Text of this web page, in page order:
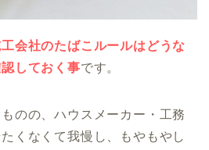
会社のたばこルールはどうな
しておく事です。
のの、ハウスメーカー・工務
くなくて我慢し、もやもやし